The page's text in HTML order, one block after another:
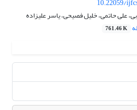
10.22059/
علی حاتمی، خلیل فصیحی، یاسر علیزاده
761.46 K